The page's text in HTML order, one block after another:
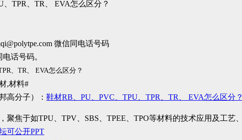
微信同电话号码
话号码。
,材料#
高分子）： 鞋材RB、PU、PVC、TPU、TPR、TR、 EVA怎么区分？
聚焦于如TPU、TPV、SBS、TPEE、TPO等材料的技术应用及工
可公开PPT